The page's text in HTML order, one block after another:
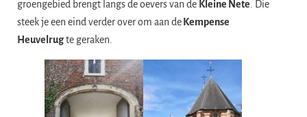
groengebied brengt langs de oevers van de Kleine Nete . Die
steek je een eind verder over om aan de Kempense
Heuvelrugte geraken.